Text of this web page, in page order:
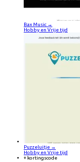
Bax Music →
Hobby en Vrije tijd
Puzzeluitje →
Hobby en Vrije tijd
+ kortingscode